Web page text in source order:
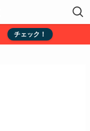
チェック！